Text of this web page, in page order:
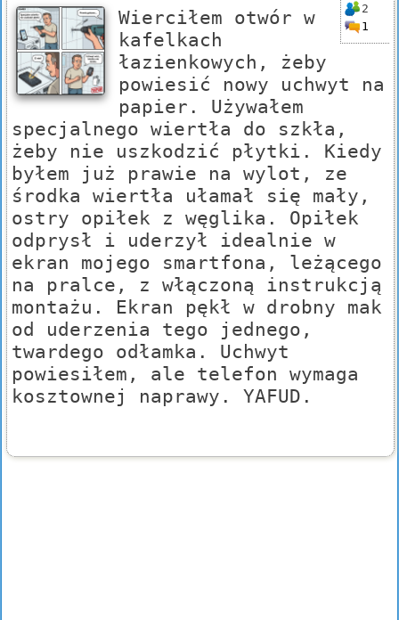
2
1
Wierciłem otwór w
kafelkach
łazienkowych, żeby
powiesić nowy uchwyt na
papier. Używałem
specjalnego wiertła do szkła,
żeby nie uszkodzić płytki. Kiedy
byłem już prawie na wylot, ze
środka wiertła ułamał się mały,
ostry opiłek z węglika. Opiłek
odprysł i uderzył idealnie w
ekran mojego smartfona, leżącego
na pralce, z włączoną instrukcją
montażu. Ekran pękł w drobny mak
od uderzenia tego jednego,
twardego odłamka. Uchwyt
powiesiłem, ale telefon wymaga
kosztownej naprawy. YAFUD.